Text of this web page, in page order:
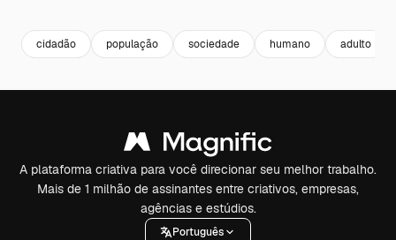
cidadão população sociedade humano adulto
A plataforma criativa para você direcionar seu melhor trabalho.
Mais de 1 milhão de assinantes entre criativos, empresas,
agências e estúdios.
Português